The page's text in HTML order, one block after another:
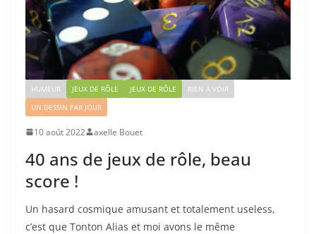
HUMEUR JEUX DE RÔLE JEUX DE RÔLE
RIEN À VOIR
UN DESSIN PAR JOUR
10 août 2022 axelle Bouet
40 ans de jeux de rôle, beau
score !
Un hasard cosmique amusant et totalement useless,
c’est que Tonton Alias et moi avons le même